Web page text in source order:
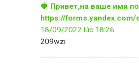
🍓 Привет,нa вaшe имя
https://forms.yandex.com/
18/09/2022 lúc 18:26
209wzi